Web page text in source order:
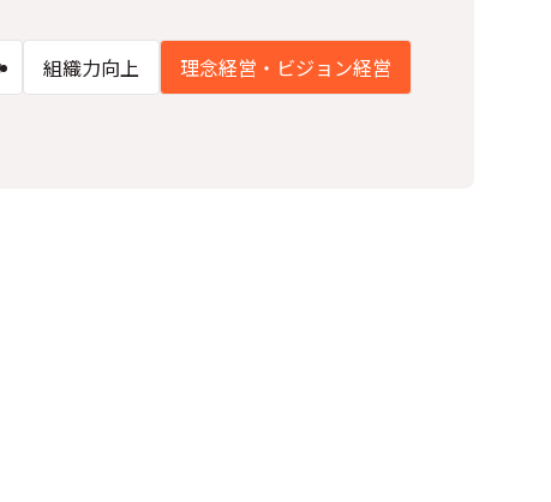
組織力向上 理念経営・ビジョン経営